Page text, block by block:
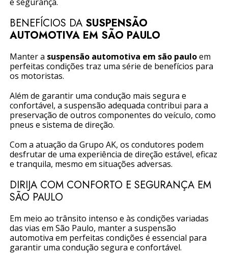
BENEFÍCIOS DA SUSPENSÃO
AUTOMOTIVA EM SÃO PAULO
Manter a suspensão automotiva em são pauloem
perfeitas condições traz uma série de benefícios para
os motoristas.
Além de garantir uma condução mais segura e
confortável, a suspensão adequada contribui para a
preservação de outros componentes do veículo, como
pneus e sistema de direção.
Com a atuação da Grupo AK, os condutores podem
desfrutar de uma experiência de direção estável, eficaz
e tranquila, mesmo em situações adversas.
DIRIJA COM CONFORTO E SEGURANÇA EM
SÃO PAULO
Em meio ao trânsito intenso e às condições variadas
das vias em São Paulo, manter a suspensão
automotiva em perfeitas condições é essencial para
garantir uma condução segura e confortável.